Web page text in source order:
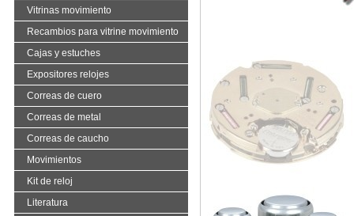
Vitrinas movimiento
Recambios para vitrine movimiento
Cajas y estuches
Expositores relojes
Correas de cuero
Correas de metal
Correas de caucho
Movimientos
Kit de reloj
Literatura